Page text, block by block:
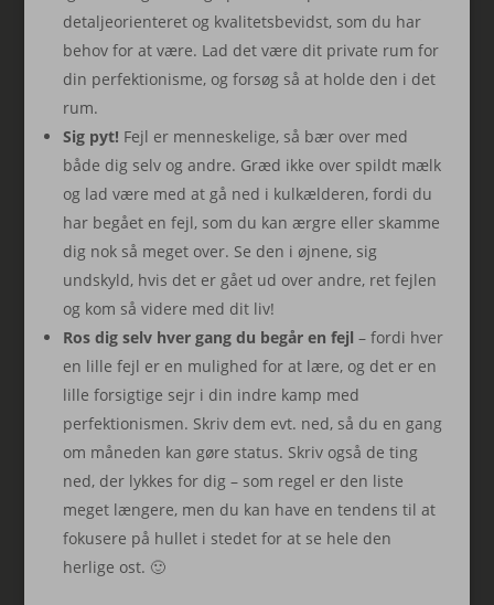
detaljeorienteret og kvalitetsbevidst, som du har
behov for at være. Lad det være dit private rum for
din perfektionisme, og forsøg så at holde den i det
rum.
Sig pyt! Fejl er menneskelige, så bær over med
både dig selv og andre. Græd ikke over spildt mælk
og lad være med at gå ned i kulkælderen, fordi du
har begået en fejl, som du kan ærgre eller skamme
dig nok så meget over. Se den i øjnene, sig
undskyld, hvis det er gået ud over andre, ret fejlen
og kom så videre med dit liv!
Ros dig selv hver gang du begår en fejl – fordi hver
en lille fejl er en mulighed for at lære, og det er en
lille forsigtige sejr i din indre kamp med
perfektionismen. Skriv dem evt. ned, så du en gang
om måneden kan gøre status. Skriv også de ting
ned, der lykkes for dig – som regel er den liste
meget længere, men du kan have en tendens til at
fokusere på hullet i stedet for at se hele den
herlige ost. 🙂